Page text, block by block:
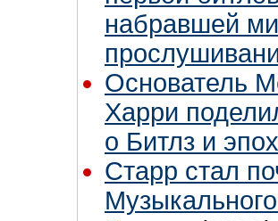
набравшей
Основатель
Харри
о Битлз и
Старр стал